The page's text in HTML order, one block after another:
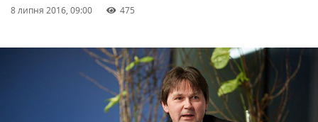
8 липня 2016, 09:00 475